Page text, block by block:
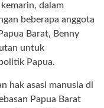
dalam
beberapa anggota
Barat, Benny
untuk
Papua.
hak asasi manusia di
Papua Barat